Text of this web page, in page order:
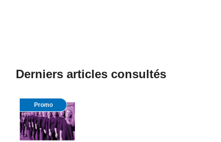
Derniers articles consultés
Promo